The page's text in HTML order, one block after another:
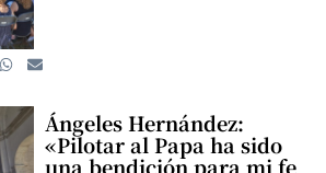
Ángeles Hernández:
«Pilotar al Papa ha sido
una bendición para mi fe